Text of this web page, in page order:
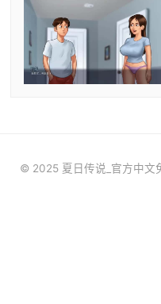
© 2025 夏日传说_官方中文